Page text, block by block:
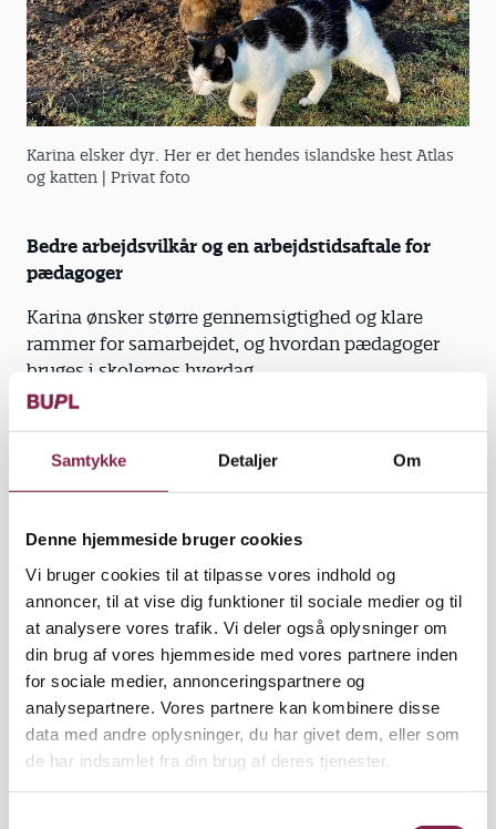
Samtykke Detaljer Om
Denne hjemmeside bruger cookies
Vi bruger cookies til at tilpasse vores indhold og
annoncer, til at vise dig funktioner til sociale medier og til
at analysere vores trafik. Vi deler også oplysninger om
din brug af vores hjemmeside med vores partnere inden
for sociale medier, annonceringspartnere og
analysepartnere. Vores partnere kan kombinere disse
data med andre oplysninger, du har givet dem, eller som
de har indsamlet fra din brug af deres tjenester.
Karina elsker dyr. Her er det hendes islandske hest Atlas
og katten
| Privat foto
Bedre arbejdsvilkår og en arbejdstidsaftale for
pædagoger
Karina ønsker større gennemsigtighed og klare
rammer for samarbejdet, og hvordan pædagoger
bruges i skolernes hverdag.
“Der er et behov for en arbejdstidsaftale. Det
og at vi ikke ender som faste vikarer, når lærere er
syge.”
Hun vil arbejde for en mere ensartet tilgang til
forberedelsestid, færre forskelligheder mellem
skolerne og klare aftaler, der understøtter både
faglighed og trivsel.
Bedre fysiske rammer og stærkere lærings- og
DUS‑miljøer
Karina fremhæver behovet for ordentlige DUS-
lokaler og gennemtænkte læringsmiljøer.